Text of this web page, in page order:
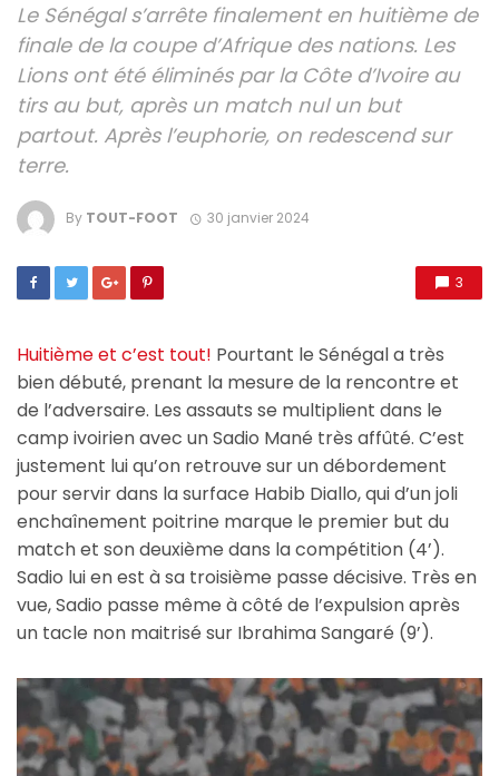
Le Sénégal s’arrête finalement en huitième de
finale de la coupe d’Afrique des nations. Les
Lions ont été éliminés par la Côte d’Ivoire au
tirs au but, après un match nul un but
partout. Après l’euphorie, on redescend sur
terre.
By TOUT-FOOT 30 janvier 2024
3
Huitième et c’est tout! Pourtant le Sénégal a très
bien débuté, prenant la mesure de la rencontre et
de l’adversaire. Les assauts se multiplient dans le
camp ivoirien avec un Sadio Mané très affûté. C’est
justement lui qu’on retrouve sur un débordement
pour servir dans la surface Habib Diallo, qui d’un joli
enchaînement poitrine marque le premier but du
match et son deuxième dans la compétition (4’).
Sadio lui en est à sa troisième passe décisive. Très en
vue, Sadio passe même à côté de l’expulsion après
un tacle non maitrisé sur Ibrahima Sangaré (9’).